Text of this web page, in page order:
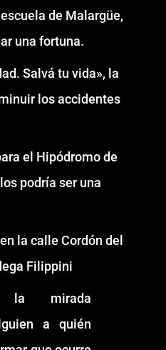
de Malargüe,
una fortuna.
Salvá tu vida», la
los accidentes
el Hipódromo de
podría ser una
la calle Cordón del
Filippini
la mirada
a quién